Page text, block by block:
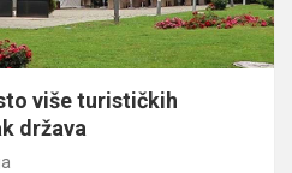
više turističkih
država